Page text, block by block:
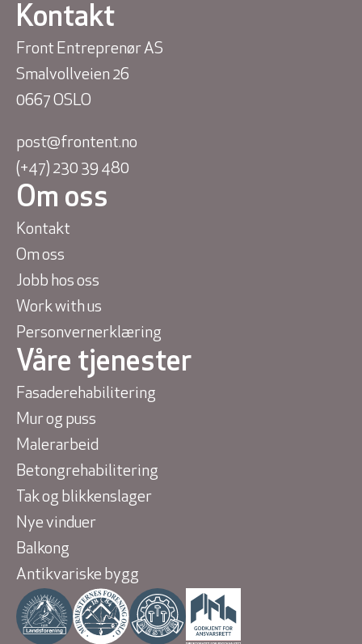
Kontakt
Front Entreprenør AS
Smalvollveien 26
0667 OSLO
post@frontent.no
(+47) 230 39 480
Om oss
Kontakt
Om oss
Jobb hos oss
Work with us
Personvernerklæring
Våre tjenester
Fasaderehabilitering
Mur og puss
Malerarbeid
Betongrehabilitering
Tak og blikkenslager
Nye vinduer
Balkong
Antikvariske bygg